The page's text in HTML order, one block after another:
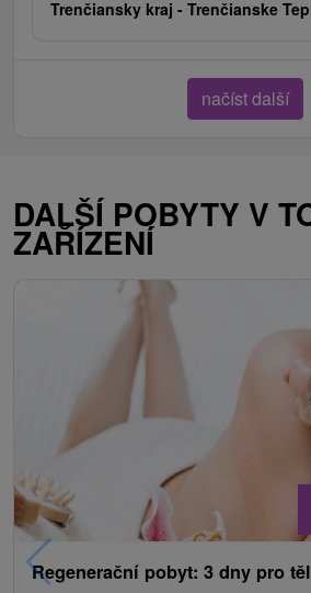
Trenčiansky kraj - Trenčianske
načíst další
DALŠÍ POBYTY V
ZAŘÍZENÍ
Regenerační pobyt: 3 dny pro